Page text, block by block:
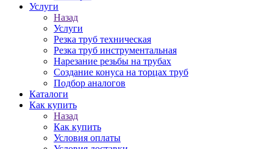
Услуги
Назад
Услуги
Резка труб техническая
Резка труб инструментальная
Нарезание резьбы на трубах
Создание конуса на торцах труб
Подбор аналогов
Каталоги
Как купить
Назад
Как купить
Условия оплаты